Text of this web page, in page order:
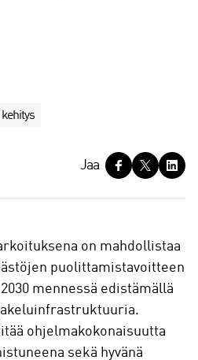
kehitys
Jaa
on mahdollistaa
puolittamistavoitteen
mennessä edistämällä
ohjelmakokonaisuutta
sekä hyvänä